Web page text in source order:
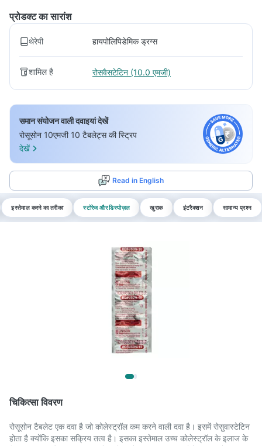
प्रोडक्ट का सारांश
थेरेपी हायपोलिपिडेमिक ड्रग्स
शामिल है रोसवैसटेटिन (10.0 एमजी)
समान संयोजन वाली दवाइयां देखें
रोसूसोन 10एमजी 10 टैबलेट्स की स्ट्रिप
देखें
Read in English
इस्तेमाल करने का तरीका स्टोरेज और डिस्पोज़ल खुराक इंटरैक्शन सामान्य प्रश्न
चिकित्सा विवरण
रोसूसोन टैबलेट एक दवा है जो कोलेस्ट्रॉल कम करने वाली दवा है। इसमें रोसुवास्टेटिन
होता है क्योंकि इसका सक्रिय तत्व है। इसका इस्तेमाल उच्च कोलेस्ट्रॉल के इलाज के